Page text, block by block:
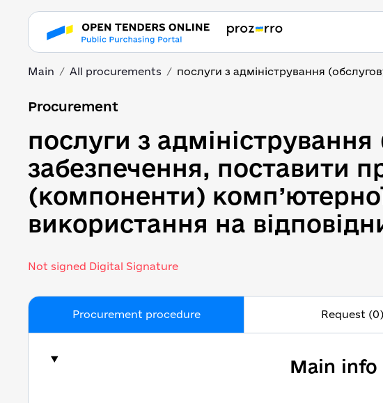
Main All procurements послуги з адміністрування
послуги з
Procurement
послуги з
забезпечення, поставити
(компоненти)
використання на
Not signed Digital Signature
Procurement procedure Request (0)
Main info